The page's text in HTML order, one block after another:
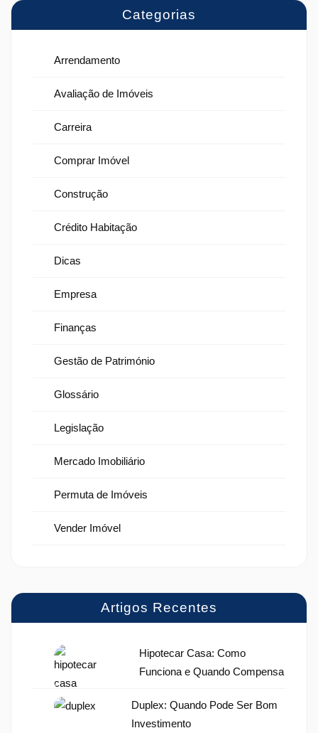
Categorias
Arrendamento
Avaliação de Imóveis
Carreira
Comprar Imóvel
Construção
Crédito Habitação
Dicas
Empresa
Finanças
Gestão de Património
Glossário
Legislação
Mercado Imobiliário
Permuta de Imóveis
Vender Imóvel
Artigos Recentes
Hipotecar Casa: Como
Funciona e Quando Compensa
Duplex: Quando Pode Ser Bom
Investimento